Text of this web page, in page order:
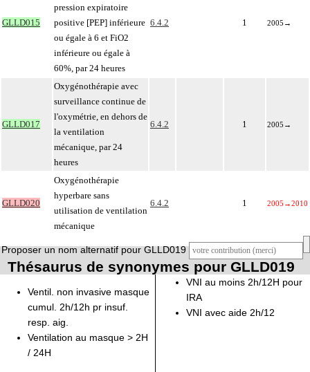
GLLD015
pression expiratoire
positive [PEP] inférieure
ou égale à 6 et FiO2
inférieure ou égale à
60%, par 24 heures
6.4.2 1 2005 →
GLLD017
Oxygénothérapie avec
surveillance continue de
l'oxymétrie, en dehors de
la ventilation
mécanique, par 24
heures
6.4.2 1 2005 →
GLLD020
Oxygénothérapie
hyperbare sans
utilisation de ventilation
mécanique
6.4.2 1 2005 →2010
Proposer un nom alternatif pour GLLD019
Thésaurus de synonymes pour GLLD019
Ventil. non invasive masque
cumul. 2h/12h pr insuf.
resp. aig.
Ventilation au masque > 2H
/ 24H
VNI au moins 2h/12H pour
IRA
VNI avec aide 2h/12